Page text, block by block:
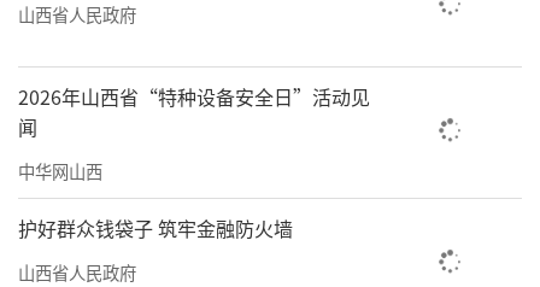
山西省人民政府
2026年山西省“特种设备安全日”活动见
闻
中华网山西
护好群众钱袋子 筑牢金融防火墙
山西省人民政府